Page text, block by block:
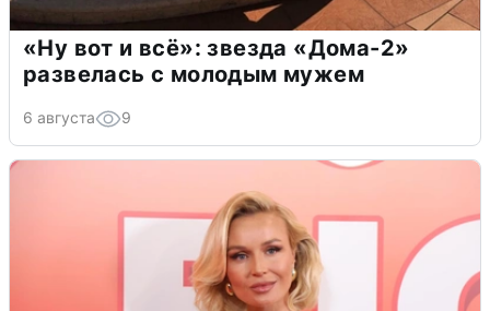
«Ну вот и всё»: звезда «Дома-2»
развелась с молодым мужем
6 августа 9